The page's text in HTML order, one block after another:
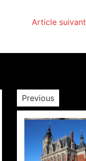
Article suivant
Previous